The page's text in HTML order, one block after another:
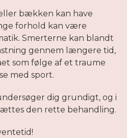
bækken kan have
forhold kan være
Smerterne kan blandt
gennem længere tid,
som følge af et traume
med sport.
dig grundigt, og i
den rette behandling.